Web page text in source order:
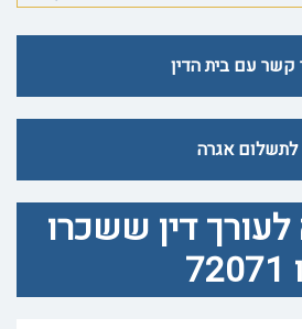
קשר עם בית הדין
לתשלום אגרה
דין ששכרו